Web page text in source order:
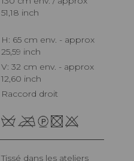
51,18 inch
H: 65 cm env. - approx
25,59 inch
V: 32 cm env. - approx
12,60 inch
Raccord droit
Tissé dans les ateliers